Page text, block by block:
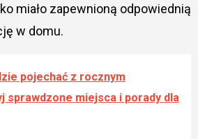
miało zapewnioną odpowiednią
w domu.
pojechać z rocznym
sprawdzone miejsca i porady dla